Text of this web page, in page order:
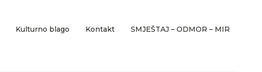
Kulturno blago Kontakt SMJEŠTAJ – ODMOR – MIR